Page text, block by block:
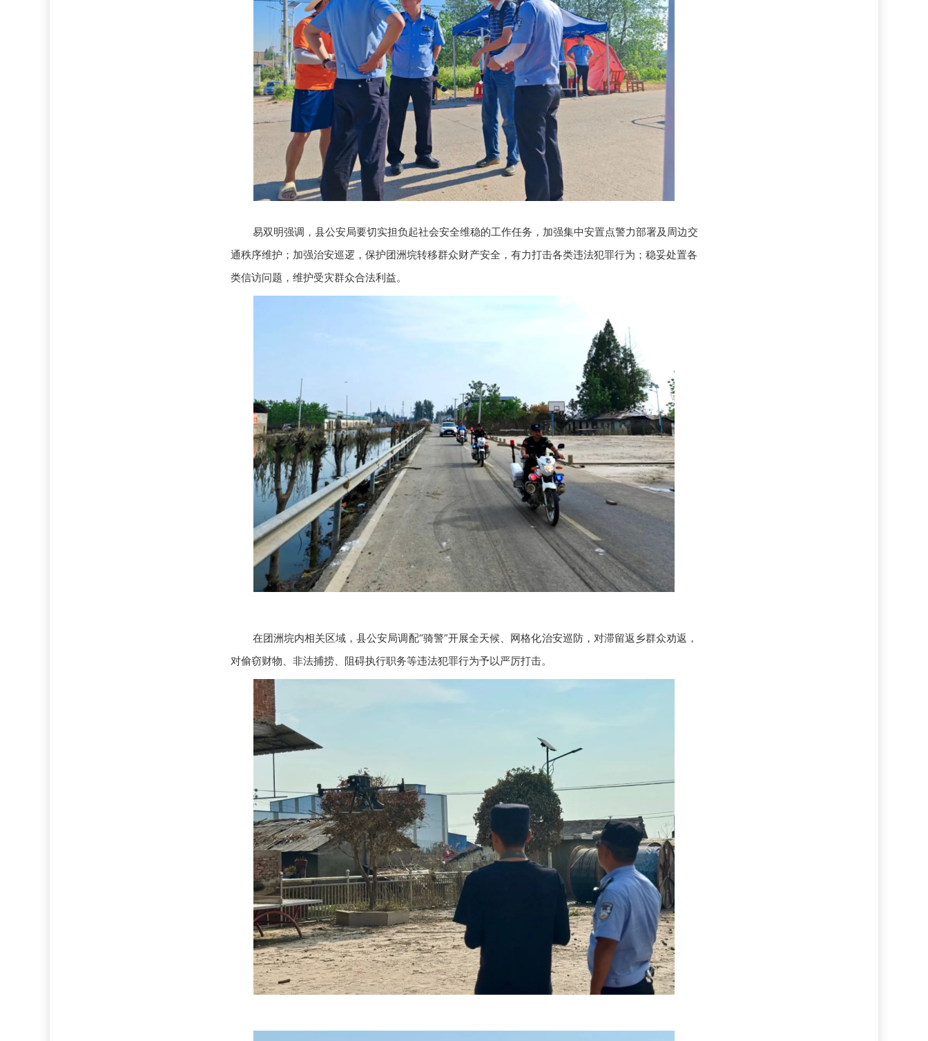
易双明强调，县公安局要切实担负起社会安全维稳的工作任务，加强集中安置点警力部署及周边交
通秩序维护；加强治安巡逻，保护团洲垸转移群众财产安全，有力打击各类违法犯罪行为；稳妥处置各
类信访问题，维护受灾群众合法利益。
在团洲垸内相关区域，县公安局调配“骑警”开展全天候、网格化治安巡防，对滞留返乡群众劝返，
对偷窃财物、非法捕捞、阻碍执行职务等违法犯罪行为予以严厉打击。